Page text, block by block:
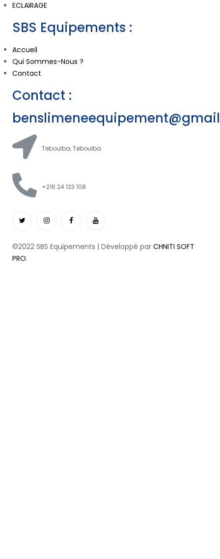
ECLAIRAGE
SBS Equipements :
Accueil
Qui Sommes-Nous ?
Contact
Contact :
Teboulba, Teboulba
+216 24 123 108
©2022 SBS Equipements | Développé par CHNITI SOFT
PRO.